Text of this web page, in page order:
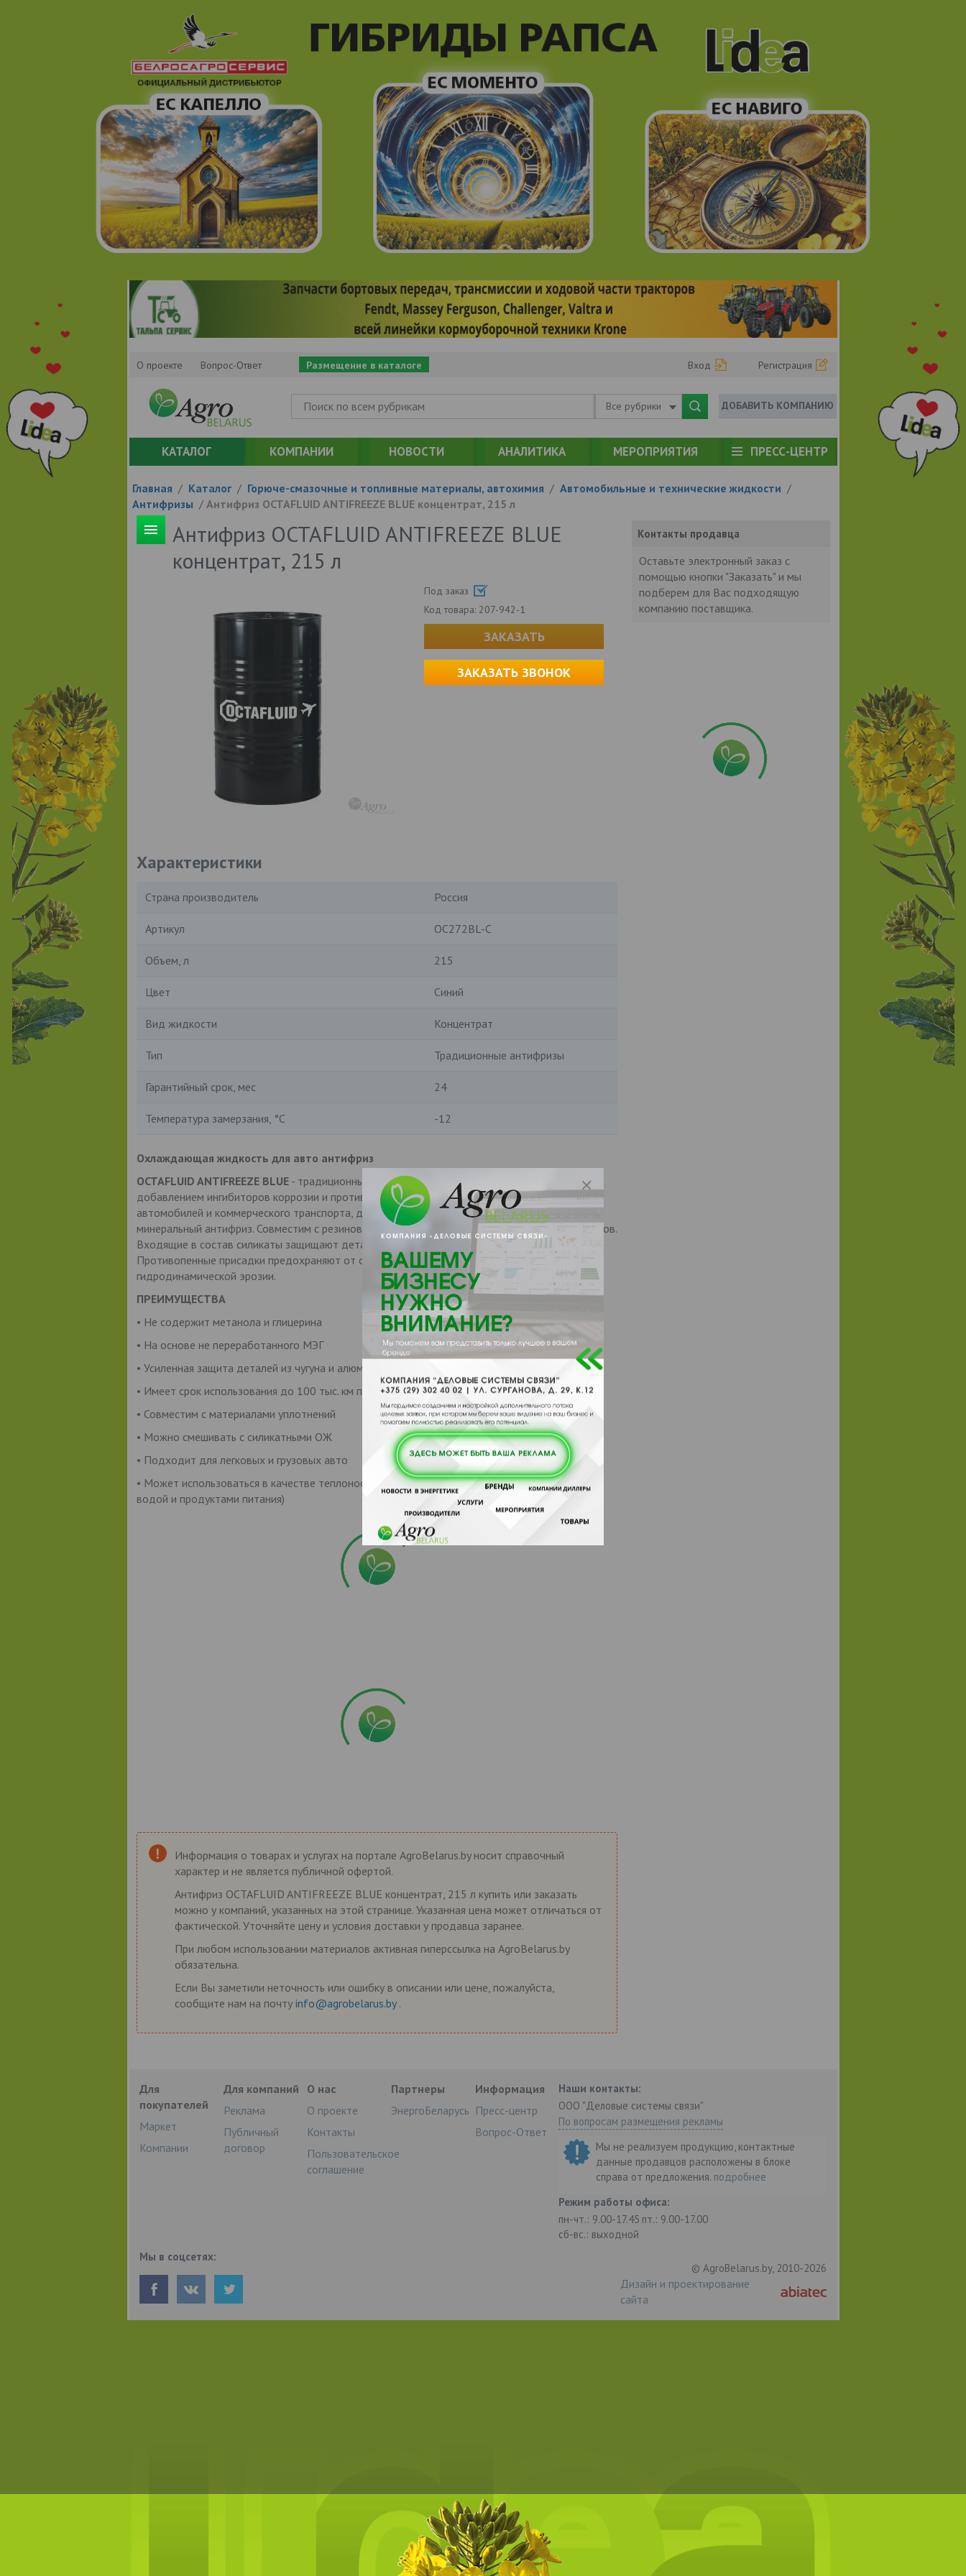
О проекте Вопрос-Ответ Размещение в каталоге Вход Регистрация
Все рубрики ДОБАВИТЬ КОМПАНИЮ
КАТАЛОГ КОМПАНИИ НОВОСТИ АНАЛИТИКА МЕРОПРИЯТИЯ ПРЕСС-ЦЕНТР
Главная / Каталог / Горюче-смазочные и топливные материалы, автохимия / Автомобильные и технические жидкости /
Антифризы / Антифриз OCTAFLUID ANTIFREEZE BLUE концентрат, 215 л
Антифриз OCTAFLUID ANTIFREEZE BLUE
концентрат, 215 л
Под заказ
Код товара: 207-942-1
ЗАКАЗАТЬ
ЗАКАЗАТЬ ЗВОНОК
Характеристики
Страна производитель Россия
Артикул OC272BL-C
Объем, л 215
Цвет Синий
Вид жидкости Концентрат
Тип Традиционные антифризы
Гарантийный срок, мес 24
Температура замерзания, °С -12
Охлаждающая жидкость для авто антифриз
OCTAFLUID ANTIFREEZE BLUE- традиционный антифриз, изготовленный из этиленгликоля с
добавлением ингибиторов коррозии и противопенных присадок. Предназначен для легковых
автомобилей и коммерческого транспорта, для которых производитель рекомендует
минеральный антифриз. Совместим с резиновыми материалами шлангов, прокладок и сальников.
Входящие в состав силикаты защищают детали из алюминия и других сплавов от коррозии.
Противопенные присадки предохраняют от образования паровых пробок и
гидродинамической эрозии.
ПРЕИМУЩЕСТВА
• Не содержит метанола и глицерина
• На основе не переработанного МЭГ
• Усиленная защита деталей из чугуна и алюминия
• Имеет срок использования до 100 тыс. км пробега
• Совместим с материалами уплотнений
• Можно смешивать с силикатными ОЖ
• Подходит для легковых и грузовых авто
• Может использоваться в качестве теплоносителя (где нет опасности контакта с питьевой
водой и продуктами питания)
Контакты продавца
Оставьте электронный заказ с
помощью кнопки "Заказать" и мы
подберем для Вас подходящую
компанию поставщика.
Информация о товарах и услугах на портале AgroBelarus.by носит справочный
характер и не является публичной офертой.
Антифриз OCTAFLUID ANTIFREEZE BLUE концентрат, 215 л купить или заказать
можно у компаний, указанных на этой странице. Указанная цена может отличаться от
фактической. Уточняйте цену и условия доставки у продавца заранее.
При любом использовании материалов активная гиперссылка на AgroBelarus.by
обязательна.
Если Вы заметили неточность или ошибку в описании или цене, пожалуйста,
сообщите нам на почту info@agrobelarus.by .
Для
покупателей
Маркет
Компании
Для компаний
Реклама
Публичный
договор
О нас
О проекте
Контакты
Пользовательское
соглашение
Партнеры
ЭнергоБеларусь
Информация
Пресс-центр
Вопрос-Ответ
Наши контакты:
ООО "Деловые системы связи"
По вопросам размещения рекламы
Мы не реализуем продукцию, контактные
данные продавцов расположены в блоке
справа от предложения. подробнее
Режим работы офиса:
пн-чт.: 9.00-17.45 пт.: 9.00-17.00
сб-вс.: выходной
Мы в соцсетях:
© AgroBelarus.by, 2010-2026
Дизайн и проектирование
сайта